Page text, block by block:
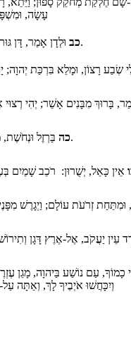
עָשָׂה,
כבוּלְדָן אָמַר, דָּן גּוּר אַרְיֵה; יְזַנֵּק, מִן-הַבָּשָׁן.
שְׂבַע רָצוֹן, וּמָלֵא בִּרְכַּת
כהבַּרְזֶל וּנְחֹשֶׁת, מִנְעָלֶךָ; וּכְיָמֶיךָ, דָּבְאֶךָ.
כָמוֹךָ, עַם נוֹשַׁע בַּיהוָה, מָגֵן
וְיִכָּחֲשׁוּ אֹיְבֶיךָ לָךְ, וְאַתָּה